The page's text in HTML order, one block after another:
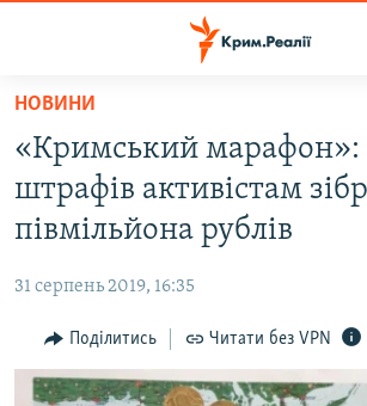
Перейти
основного
матеріалу
Перейти
до
основної
навігації
Перейти
до
пошуку
ВОДА.КРИМ
ВІДЕО ТА ФОТО
БЛОГИ
ПОГЛЯД
ІНТЕРВ'Ю
НОВИНИ
«Кримський марафон»:
штрафів активістам
півмільйона рублів
31 серпень 2019, 16:35
Поділитись Читати без VPN